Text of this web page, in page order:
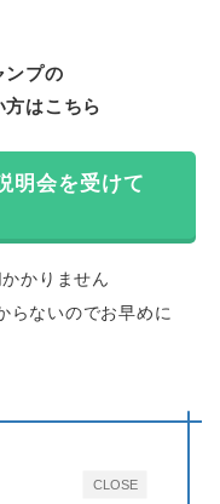
ンプの
はこちら
明会を受けて
かりません
らないのでお早めに
CLOSE